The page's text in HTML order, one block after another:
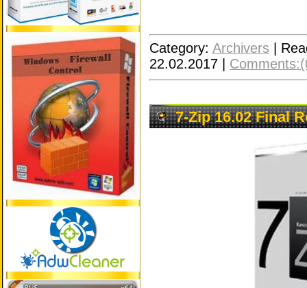
Category: Archivers
22.02.2017
7-Zip 16.02 Final